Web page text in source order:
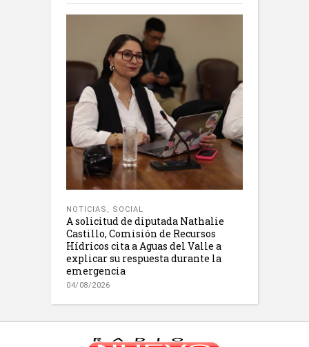
NOTICIAS , SOCIAL
A solicitud de diputada Nathalie
Castillo, Comisión de Recursos
Hídricos cita a Aguas del Valle a
explicar su respuesta durante la
emergencia
04/08/2026